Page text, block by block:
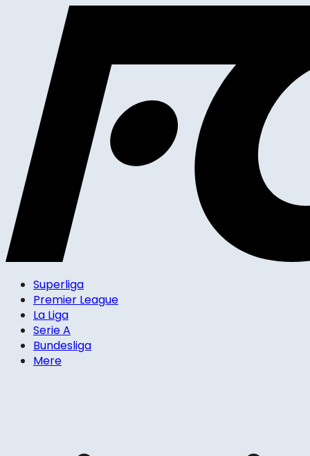
Superliga
Premier League
La Liga
Serie A
Bundesliga
Mere